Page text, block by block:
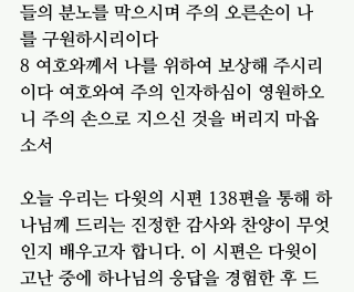
들의 분노를 막으시며 주의 오른손이 나
를 구원하시리이다
8 여호와께서 나를 위하여 보상해 주시리
이다 여호와여 주의 인자하심이 영원하오
니 주의 손으로 지으신 것을 버리지 마옵
소서
오늘 우리는 다윗의 시편 138편을 통해 하
나님께 드리는 진정한 감사와 찬양이 무엇
인지 배우고자 합니다. 이 시편은 다윗이
고난 중에 하나님의 응답을 경험한 후 드